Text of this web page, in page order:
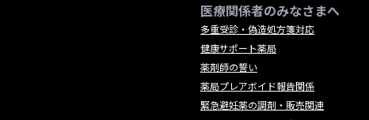
医療関係者のみなさまへ
多重受診・偽造処方箋対応
健康サポート薬局
薬剤師の誓い
薬局プレアボイド報告関係
緊急避妊薬の調剤・販売関連